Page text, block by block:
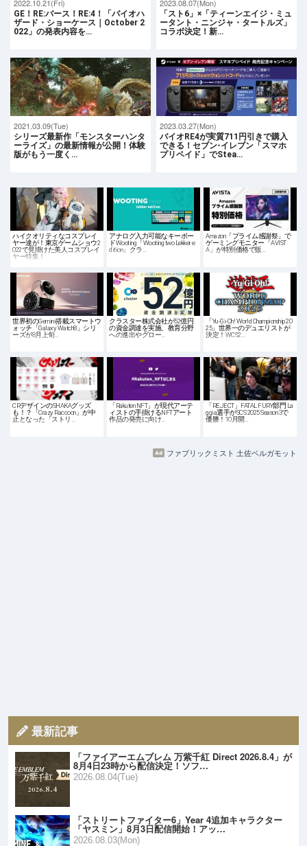
2022.10.21(Fri)
GE！RE:バース！RE:4！「バイオハ
ザード・ショーケース｜October 2
022」の発表内容を…
2023.08.07(Mon)
「スト6」×「ティーンエイジ・ミュ
ータント・ニンジャ・タートルズ」
コラボ決定！新…
2021.03.09(Tue)
シリーズ最新作「モンスターハンタ
ーライズ」の最新情報が公開！体験
版がもう一度く…
2023.03.27(Mon)
バイオRE4が実質711円引きで購入
できる！セブン-イレブン「スマホ
プリペイド」でStea…
ハイクオリティなコスプレイ
ヤー達が！東京ゲームショウ2
022で見掛けた美人コスプレイ
ヤー特集！
アナログ入力可能なキーボー
ドWooting「Wooting two Lekker e
dition」クラ…
Amazon「プライム感謝祭」で
ゲーミングモニター「AVIST
A」が特別価格で販…
世界初のGemini搭載スマートウ
ォッチ「Galaxy Watch8」シリ
ーズが8月上旬…
クラスター株式会社が52億円
の資金調達を実施、教育分野
への進出やグロー…
「Yu-Gi-Oh! World Championship 20
25」世界一のデュエリストが
決定！WCS2…
CRデザインのSHAKAグッズ
も！？「Crazy Raccoon」が中
止となった「ストリ…
「Rakuten NFT」が現代アーテ
ィストの手掛けるNFTアート
作品の発売に向け…
「REJECT」FATAL FURY部門 La
ggia選手がSCS 2025 Season 3で
優勝！10月開…
ファブリックミスト 土佐ベルガモット
最新記事
「ファイアーエムブレム 万紫千紅 Direct 2026.8.4」が
8月4日23時から配信決定！ソフ…
2026.08.04(Tue)
「ストリートファイター6」Year 4追加キャラクター
「ヤスミン」8月3日配信開始！アッ…
2026.08.03(Mon)